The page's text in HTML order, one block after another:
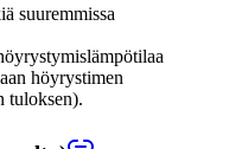
suuremmissa
höyrystimen
tuloksen).